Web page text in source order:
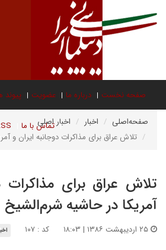
صفحه نخست درباره ما عضویت پیوند
تماس با ما صفحه‌اصلی اخبار
اخبار اصلی
تلاش عراق براى مذاکرات دوجانبه ايران و
تلاش عراق براى مذاکرات
آمريکا در حاشيه شرم‌الشيخ
کد : ۱۰۷